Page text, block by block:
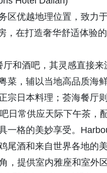
区优越地理位置，致力
，在打造奢华舒适体验
和酒吧，其灵感直接
菜，辅以当地高品质海
宗日本料理；荟海餐厅
日常供应天际下午茶，
一格的美妙享受。
尾酒和来自世界各地的
，提供室内雅座和室外